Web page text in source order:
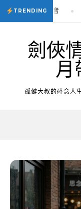
Skip to content
TRENDING
思念的聲音
劍俠
月
孤僻大叔的碎念人